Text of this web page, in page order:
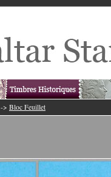
-> Bloc Feuillet